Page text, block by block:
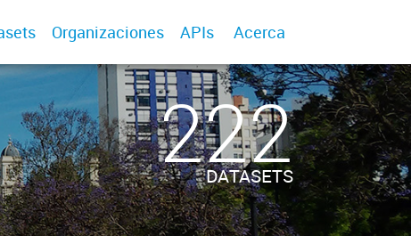
Organizaciones APIs Acerca
222
DATASETS